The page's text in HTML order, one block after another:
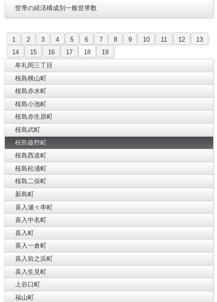
世帯の経済構成別一般世帯数
1 2 3 4 5 6 7 8 9 10 11 12
13
14
15 16 17 18
19
牟礼岡三丁目
桜島横山町
桜島赤水町
桜島小池町
桜島赤生原町
桜島武町
桜島藤野町
桜島西道町
桜島松浦町
桜島二俣町
新島町
喜入瀬々串町
喜入中名町
喜入町
喜入一倉町
喜入前之浜町
喜入生見町
上谷口町
福山町